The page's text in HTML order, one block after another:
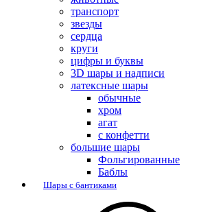
транспорт
звезды
сердца
круги
цифры и буквы
3D шары и надписи
латексные шары
обычные
хром
агат
с конфетти
большие шары
Фольгированные
Баблы
Шары с бантиками